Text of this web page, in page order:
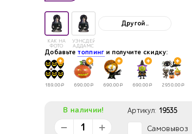
КАК НА
ФОТО
УЭНСДЕЙ
АДДАМС
Другой..
Добавьтетоппинг и получите скидку:
189.00Р 690.00Р 690.00Р 690.00Р 2950.00Р
В наличии! Артикул: 19535
Самовывоз